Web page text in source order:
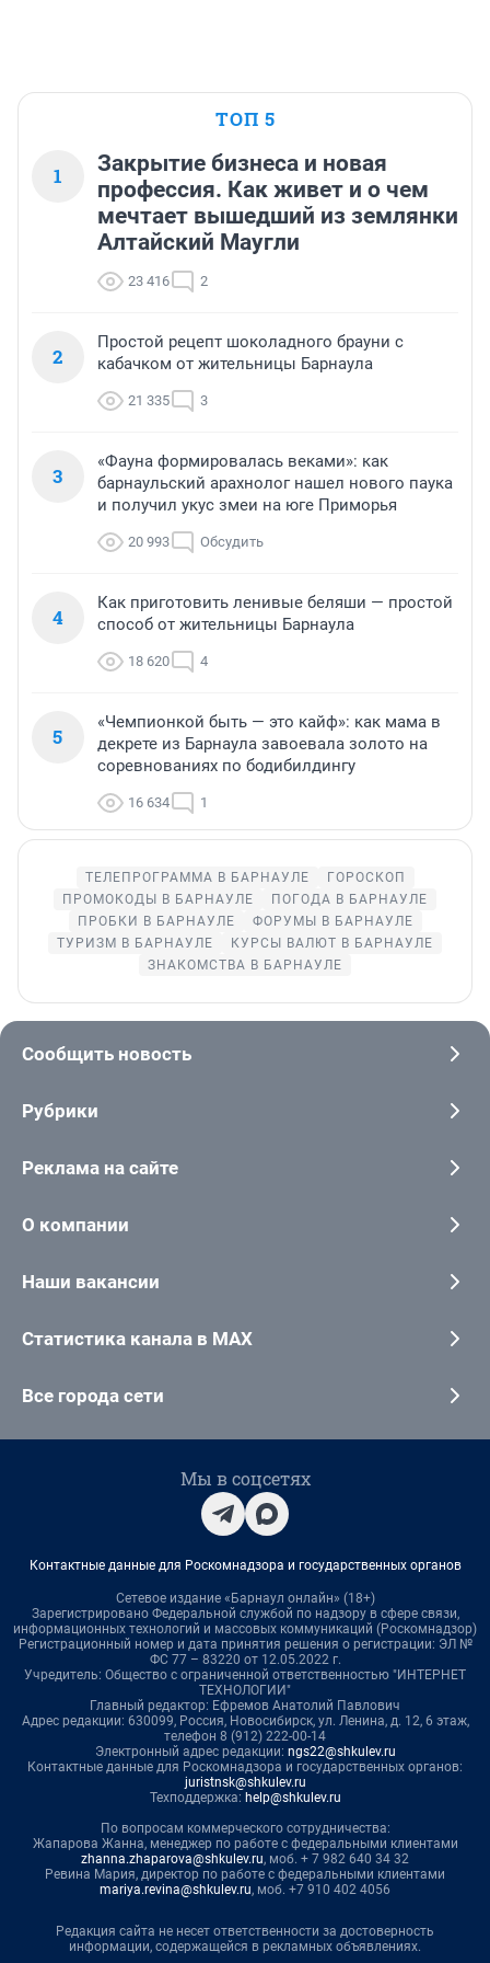
ТОП 5
1
Закрытие бизнеса и новая
профессия. Как живет и о чем
мечтает вышедший из землянки
Алтайский Маугли
23 416 2
2
Простой рецепт шоколадного брауни с
кабачком от жительницы Барнаула
21 335 3
3
«Фауна формировалась веками»: как
барнаульский арахнолог нашел нового паука
и получил укус змеи на юге Приморья
20 993 Обсудить
4
Как приготовить ленивые беляши — простой
способ от жительницы Барнаула
18 620 4
5
«Чемпионкой быть — это кайф»: как мама в
декрете из Барнаула завоевала золото на
соревнованиях по бодибилдингу
16 634 1
ТЕЛЕПРОГРАММА В БАРНАУЛЕ
ГОРОСКОП
ПРОМОКОДЫ В БАРНАУЛЕ
ПОГОДА В БАРНАУЛЕ
ПРОБКИ В БАРНАУЛЕ
ФОРУМЫ В БАРНАУЛЕ
ТУРИЗМ В БАРНАУЛЕ
КУРСЫ ВАЛЮТ В БАРНАУЛЕ
ЗНАКОМСТВА В БАРНАУЛЕ
Сообщить новость
Рубрики
Реклама на сайте
О компании
Наши вакансии
Статистика канала в MAX
Все города сети
Мы в соцсетях
Контактные данные для Роскомнадзора и государственных органов
Сетевое издание «Барнаул онлайн» (18+)
Зарегистрировано Федеральной службой по надзору в сфере связи,
информационных технологий и массовых коммуникаций (Роскомнадзор)
Регистрационный номер и дата принятия решения о регистрации: ЭЛ №
ФС 77 – 83220 от 12.05.2022 г.
Учредитель: Общество с ограниченной ответственностью "ИНТЕРНЕТ
ТЕХНОЛОГИИ"
Главный редактор: Ефремов Анатолий Павлович
Адрес редакции: 630099, Россия, Новосибирск, ул. Ленина, д. 12, 6 этаж,
телефон 8 (912) 222-00-14
Электронный адрес редакции: ngs22@shkulev.ru
Контактные данные для Роскомнадзора и государственных органов:
juristnsk@shkulev.ru
Техподдержка: help@shkulev.ru
По вопросам коммерческого сотрудничества:
Жапарова Жанна, менеджер по работе с федеральными клиентами
zhanna.zhaparova@shkulev.ru, моб. + 7 982 640 34 32
Ревина Мария, директор по работе с федеральными клиентами
mariya.revina@shkulev.ru, моб. +7 910 402 4056
Редакция сайта не несет ответственности за достоверность
информации, содержащейся в рекламных объявлениях.